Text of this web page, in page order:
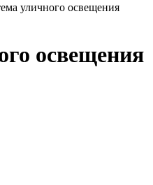
уличного освещения
освещения